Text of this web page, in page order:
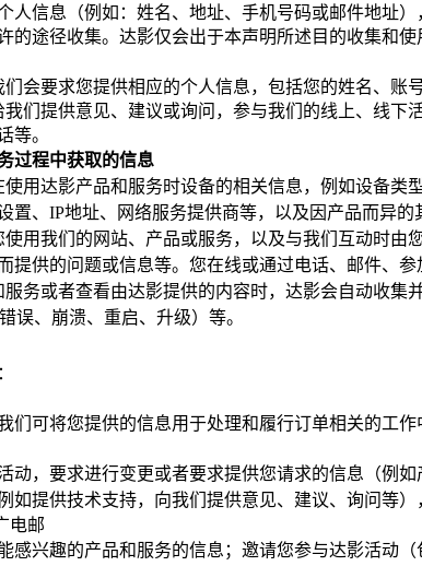
人信息（例如：姓名、地址、手机号码或邮件地址
的途径收集。达影仅会出于本声明所述目的收集和
会要求您提供相应的个人信息，包括您的姓名、账
我们提供意见、建议或询问，参与我们的线上、线
等。
过程中获取的信息
用达影产品和服务时设备的相关信息，例如设备类
置、IP地址、网络服务提供商等，以及因产品而异的
使用我们的网站、产品或服务，以及与我们互动时
提供的问题或信息等。您在线或通过电话、邮件、参
服务或者查看由达影提供的内容时，达影会自动收
误、崩溃、重启、升级）等。
们可将您提供的信息用于处理和履行订单相关的工作
动，要求进行变更或者要求提供您请求的信息（例
如提供技术支持，向我们提供意见、建议、询问等）
电邮
感兴趣的产品和服务的信息；邀请您参与达影活动